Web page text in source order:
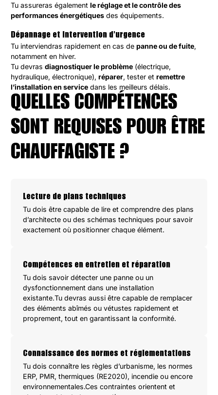
Tu assureras égalementle réglage et le contrôle des
performances énergétiques des équipements.
Dépannage et intervention d’urgence
Tu interviendras rapidement en cas depanne ou de fuite,
notamment en hiver.
Tu devrasdiagnostiquer le problème (électrique,
hydraulique, électronique),réparer, tester etremettre
l’installation en service dans les meilleurs délais.
QUELLES COMPÉTENCES
SONT REQUISES POUR ÊTRE
CHAUFFAGISTE ?
Lecture de plans techniques
Tu dois être capable de lire et comprendre des plans
d’architecte ou des schémas techniques pour savoir
exactement où positionner chaque élément.
Compétences en entretien et réparation
Tu dois savoir détecter une panne ou un
dysfonctionnement dans une installation
existante.Tu devras aussi être capable de remplacer
des éléments abîmés ou vétustes rapidement et
proprement, tout en garantissant la conformité.
Connaissance des normes et réglementations
Tu dois connaître les règles d’urbanisme, les normes
ERP, PMR, thermiques (RE2020), incendie ou encore
environnementales.Ces contraintes orientent et